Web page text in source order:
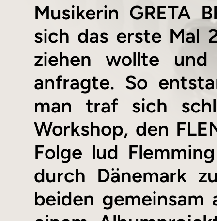
Musikerin GRETA
sich das erste Mal
ziehen wollte
anfragte. So
man traf sich
Workshop, den
Folge lud
durch Dänemark
beiden